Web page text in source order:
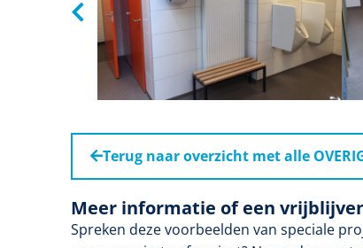
Terug naar overzicht met alle
Meer informatie of een
Spreken deze voorbeelden van speciale